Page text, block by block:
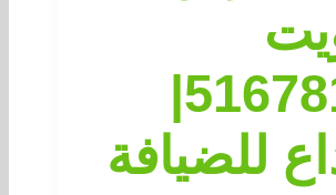
51678199|
للضيافة